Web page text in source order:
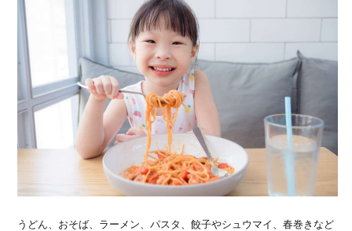
うどん、おそば、ラーメン、パスタ、餃子やシュウマイ、春巻きなど